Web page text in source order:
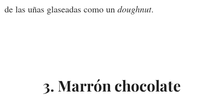
de las uñas glaseadas como un doughnut.
3. Marrón chocolate